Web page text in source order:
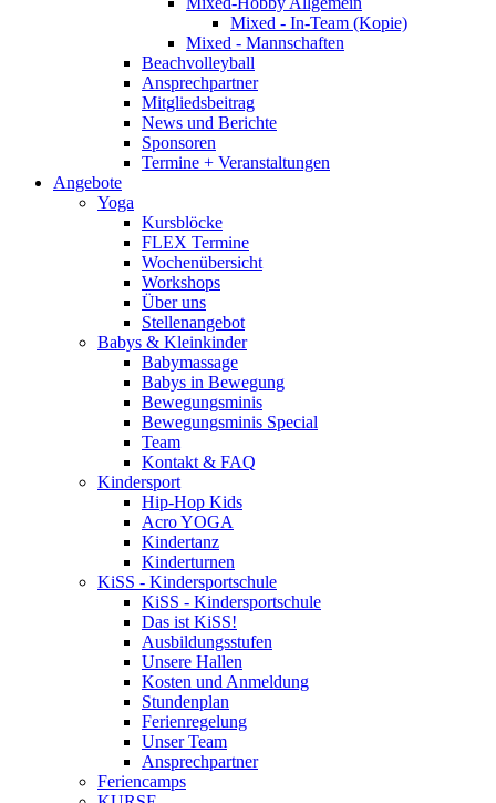
Mixed - In-Team (Kopie)
Mixed - Mannschaften
Beachvolleyball
Ansprechpartner
Mitgliedsbeitrag
News und Berichte
Sponsoren
Termine + Veranstaltungen
Angebote
Yoga
Kursblöcke
FLEX Termine
Wochenübersicht
Workshops
Über uns
Stellenangebot
Babys & Kleinkinder
Babymassage
Babys in Bewegung
Bewegungsminis
Bewegungsminis Special
Team
Kontakt & FAQ
Kindersport
Hip-Hop Kids
Acro YOGA
Kindertanz
Kinderturnen
KiSS - Kindersportschule
KiSS - Kindersportschule
Das ist KiSS!
Ausbildungsstufen
Unsere Hallen
Kosten und Anmeldung
Stundenplan
Ferienregelung
Unser Team
Ansprechpartner
Feriencamps